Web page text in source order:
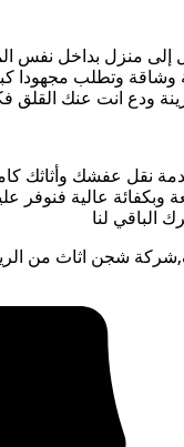
إلى منزل بداخل نفس
وتطلب مجهودا
ودع انت عنك القلق
نقل عفشك وأثاثك
وبكفائة عالية
الباقي لنا
شجن اثاث من